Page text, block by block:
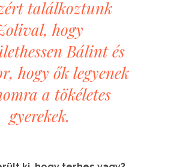
találkoztunk
hogy
Bálint és
hogy ők legyenek
a tökéletes
gyerekek.